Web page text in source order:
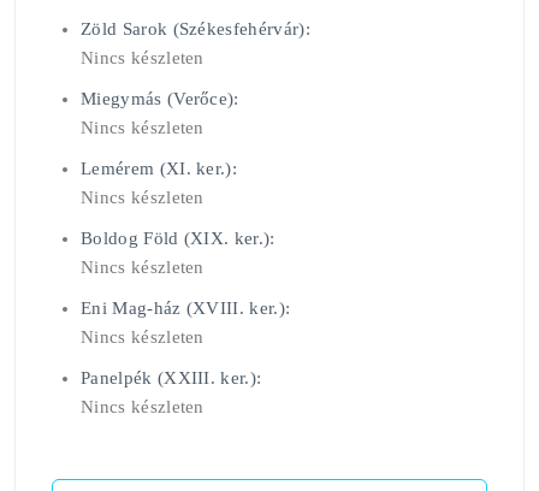
Zöld Sarok (Székesfehérvár):
Nincs készleten
Miegymás (Verőce):
Nincs készleten
Lemérem (XI. ker.):
Nincs készleten
Boldog Föld (XIX. ker.):
Nincs készleten
Eni Mag-ház (XVIII. ker.):
Nincs készleten
Panelpék (XXIII. ker.):
Nincs készleten